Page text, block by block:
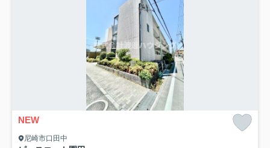
NEW
尼崎市口田中